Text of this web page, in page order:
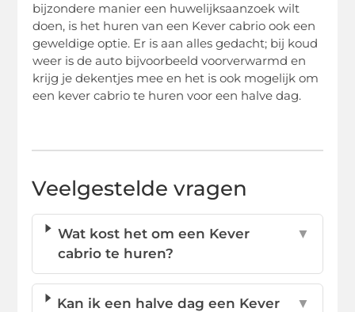
bijzondere manier een huwelijksaanzoek wilt
doen, is het huren van een Kever cabrio ook een
geweldige optie. Er is aan alles gedacht; bij koud
weer is de auto bijvoorbeeld voorverwarmd en
krijg je dekentjes mee en het is ook mogelijk om
een kever cabrio te huren voor een halve dag.
Veelgestelde vragen
Wat kost het om een Kever
cabrio te huren?
▼
Kan ik een halve dag een Kever
▼